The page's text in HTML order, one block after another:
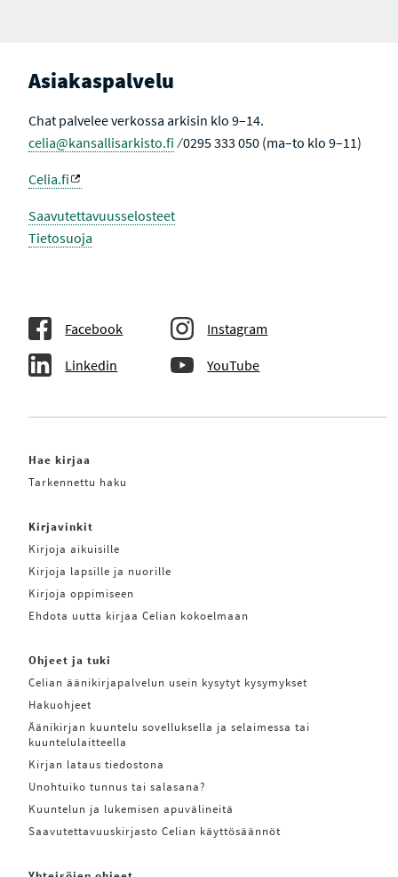
Asiakaspalvelu
Chat palvelee verkossa arkisin klo 9–14.
celia@kansallisarkisto.fi ⁄ 0295 333 050 (ma–to klo 9–11)
Celia.fi
Saavutettavuusselosteet
Tietosuoja
Facebook Instagram
Linkedin YouTube
Hae kirjaa
Tarkennettu haku
Kirjavinkit
Kirjoja aikuisille
Kirjoja lapsille ja nuorille
Kirjoja oppimiseen
Ehdota uutta kirjaa Celian kokoelmaan
Ohjeet ja tuki
Celian äänikirjapalvelun usein kysytyt kysymykset
Hakuohjeet
Äänikirjan kuuntelu sovelluksella ja selaimessa tai
kuuntelulaitteella
Kirjan lataus tiedostona
Unohtuiko tunnus tai salasana?
Kuuntelun ja lukemisen apuvälineitä
Saavutettavuuskirjasto Celian käyttösäännöt